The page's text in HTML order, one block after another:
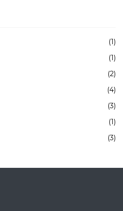
(1)
(1)
(2)
(4)
(3)
(1)
(3)